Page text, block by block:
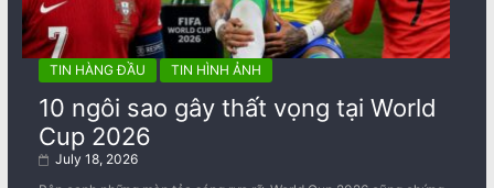
TIN HÀNG ĐẦU TIN HÌNH ẢNH
10 ngôi sao gây thất vọng tại World
Cup 2026
July 18, 2026